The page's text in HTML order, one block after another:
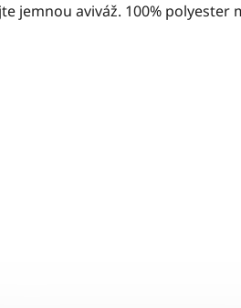
aviváž. 100% polyester